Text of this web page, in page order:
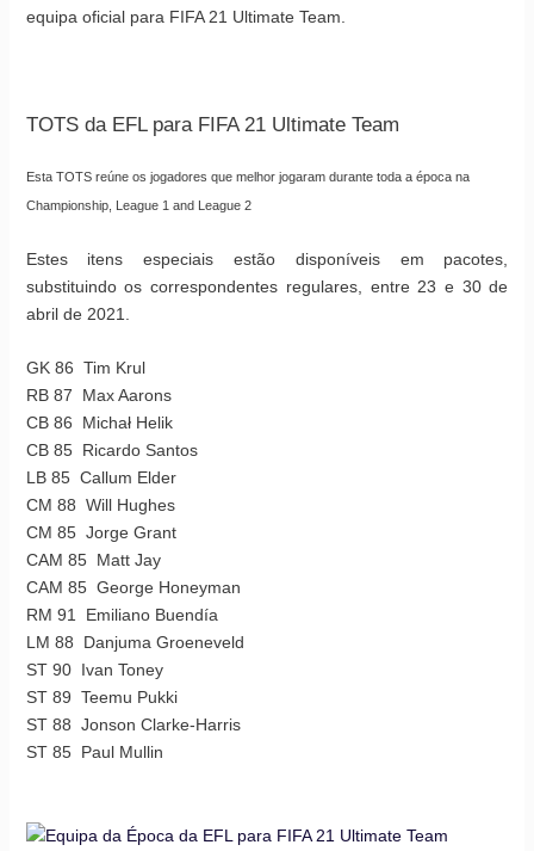
equipa oficial para FIFA 21 Ultimate Team.
TOTS da EFL para FIFA 21 Ultimate Team
Esta TOTS reúne os jogadores que melhor jogaram durante toda a época na
Championship, League 1 and League 2
Estes itens especiais estão disponíveis em pacotes,
substituindo os correspondentes regulares, entre 23 e 30 de
abril de 2021.
GK 86 Tim Krul
RB 87 Max Aarons
CB 86 Michał Helik
CB 85 Ricardo Santos
LB 85 Callum Elder
CM 88 Will Hughes
CM 85 Jorge Grant
CAM 85 Matt Jay
CAM 85 George Honeyman
RM 91 Emiliano Buendía
LM 88 Danjuma Groeneveld
ST 90 Ivan Toney
ST 89 Teemu Pukki
ST 88 Jonson Clarke-Harris
ST 85 Paul Mullin